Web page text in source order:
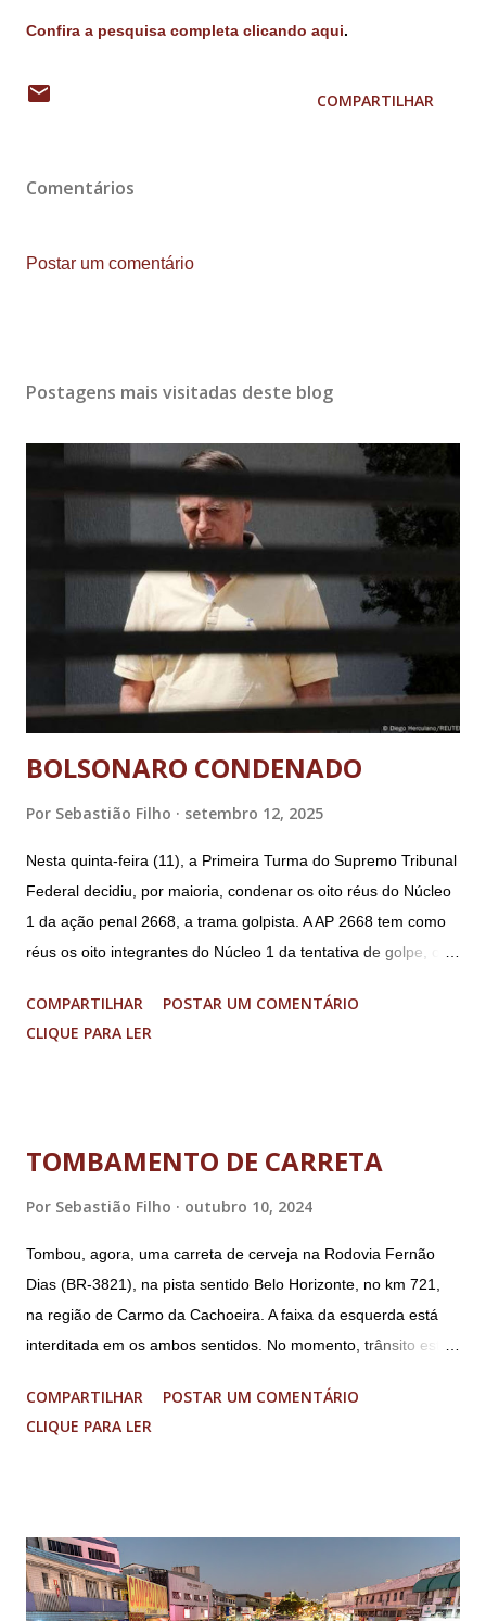
Confira a pesquisa completa clicando aqui.
COMPARTILHAR
Comentários
Postar um comentário
Postagens mais visitadas deste blog
BOLSONARO CONDENADO
Por Sebastião Filho setembro 12, 2025
Nesta quinta-feira (11), a Primeira Turma do Supremo Tribunal
Federal decidiu, por maioria, condenar os oito réus do Núcleo
1 da ação penal 2668, a trama golpista. A AP 2668 tem como
réus os oito integrantes do Núcleo 1 da tentativa de golpe, ou
(PGR): o deputado federal Alexandre Ramagem, ex-diretor da
Agência Brasileira de Inteligência (Abin); o almirante Almir
Segurança Institucional (GSI); o tenente-coronel Mauro Cid,
Sérgio Nogueira, ex-ministro da Defesa; e o general da
reserva Walter Braga Netto, ex-ministro da Casa Civil e da
Defesa. A acusação envolveu os crimes de tentativa de
abolição violenta do Estado Democrático de Direito, golpe de
COMPARTILHAR
POSTAR UM COMENTÁRIO
CLIQUE PARA LER
TOMBAMENTO DE CARRETA
Por Sebastião Filho outubro 10, 2024
Tombou, agora, uma carreta de cerveja na Rodovia Fernão
Dias (BR-3821), na pista sentido Belo Horizonte, no km 721,
na região de Carmo da Cachoeira. A faixa da esquerda está
interditada em os ambos sentidos. No momento, trânsito está
Imagens @transitofernaodias *Por Sebastião Filho
COMPARTILHAR
POSTAR UM COMENTÁRIO
CLIQUE PARA LER